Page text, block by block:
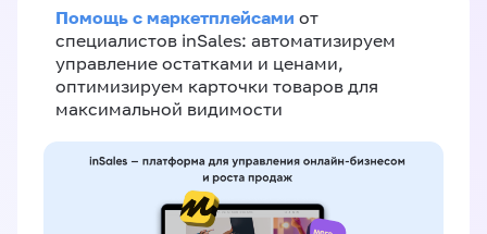
Помощь с маркетплейсами от
специалистов inSales: автоматизируем
управление остатками и ценами,
оптимизируем карточки товаров для
максимальной видимости